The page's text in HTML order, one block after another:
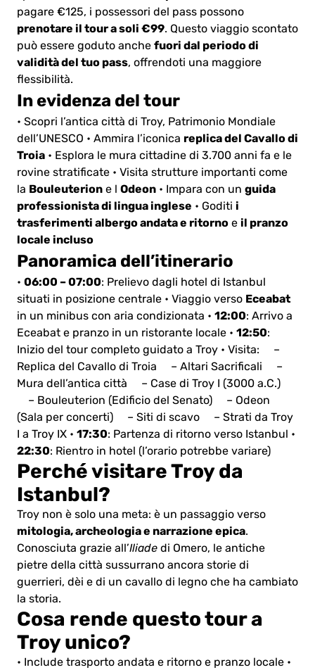
pagare €125, i possessori del pass possono
prenotare il tour a soli €99. Questo viaggio scontato
può essere goduto anche fuori dal periodo di
validità del tuo pass, offrendoti una maggiore
flessibilità.
In evidenza del tour
• Scopri l’antica città di Troy, Patrimonio Mondiale
dell’UNESCO • Ammira l’iconica replica del Cavallo di
Troia • Esplora le mura cittadine di 3.700 anni fa e le
rovine stratificate • Visita strutture importanti come
la Bouleuterion e l Odeon • Impara con un guida
professionista di lingua inglese • Goditi i
trasferimenti albergo andata e ritorno e il pranzo
locale incluso
Panoramica dell’itinerario
• 06:00 – 07:00: Prelievo dagli hotel di Istanbul
situati in posizione centrale • Viaggio verso Eceabat
in un minibus con aria condizionata • 12:00: Arrivo a
Eceabat e pranzo in un ristorante locale • 12:50:
Inizio del tour completo guidato a Troy • Visita: –
Replica del Cavallo di Troia – Altari Sacrificali –
Mura dell’antica città – Case di Troy I (3000 a.C.)
– Bouleuterion (Edificio del Senato) – Odeon
(Sala per concerti) – Siti di scavo – Strati da Troy
I a Troy IX • 17:30: Partenza di ritorno verso Istanbul •
22:30: Rientro in hotel (l’orario potrebbe variare)
Perché visitare Troy da
Istanbul?
Troy non è solo una meta: è un passaggio verso
mitologia, archeologia e narrazione epica.
Conosciuta grazie all’Iliade di Omero, le antiche
pietre della città sussurrano ancora storie di
guerrieri, dèi e di un cavallo di legno che ha cambiato
la storia.
Cosa rende questo tour a
Troy unico?
• Include trasporto andata e ritorno e pranzo locale •